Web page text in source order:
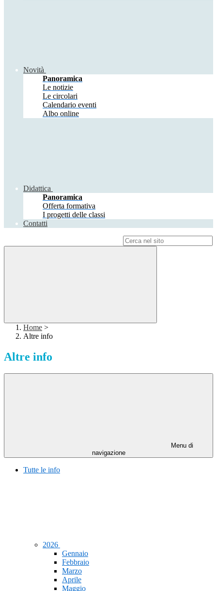
Novità
Panoramica
Le notizie
Le circolari
Calendario eventi
Albo online
Didattica
Panoramica
Offerta formativa
I progetti delle classi
Contatti
Home >
Altre info
Altre info
Menu di
navigazione
Tutte le info
2026
Gennaio
Febbraio
Marzo
Aprile
Maggio